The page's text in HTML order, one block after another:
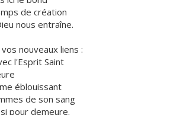
de création
nous entraîne.
nouveaux liens :
l'Esprit Saint
éblouissant
de son sang
pour demeure.